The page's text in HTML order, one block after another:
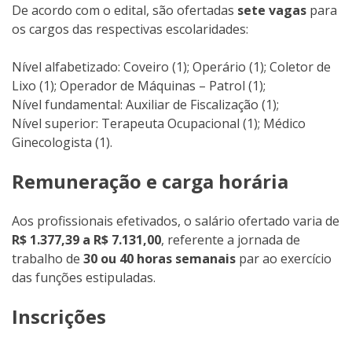
De acordo com o edital, são ofertadas sete vagas para
os cargos das respectivas escolaridades:
Nível alfabetizado: Coveiro (1); Operário (1); Coletor de
Lixo (1); Operador de Máquinas – Patrol (1);
Nível fundamental: Auxiliar de Fiscalização (1);
Nível superior: Terapeuta Ocupacional (1); Médico
Ginecologista (1).
Remuneração e carga horária
Aos profissionais efetivados, o salário ofertado varia de
R$ 1.377,39 a R$ 7.131,00, referente a jornada de
trabalho de 30 ou 40 horas semanais par ao exercício
das funções estipuladas.
Inscrições